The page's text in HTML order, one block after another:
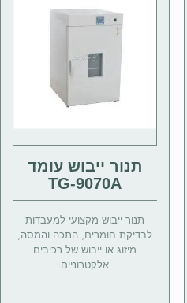
תנור ייבוש עומד
TG-9070A
תנור ייבוש מקצועי למעבדות
לבדיקת חומרים, התכה והמסה,
מיזוג או ייבוש של רכיבים
אלקטרוניים